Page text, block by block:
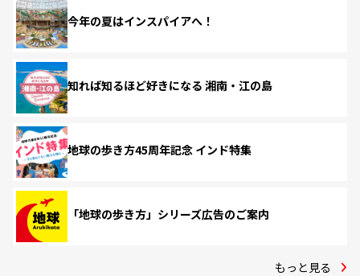
今年の夏はインスパイアへ！
知れば知るほど好きになる 湘南・江の島
地球の歩き方45周年記念 インド特集
「地球の歩き方」シリーズ広告のご案内
もっと見る